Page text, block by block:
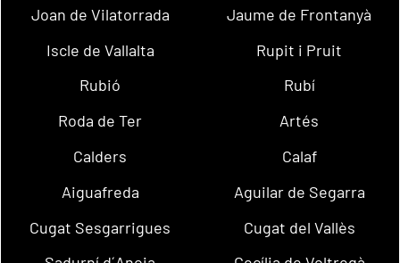
Joan de Vilatorrada
Jaume de Frontanyà
Iscle de Vallalta
Rupit i Pruit
Rubió
Rubí
Roda de Ter
Artés
Calders
Calaf
Aiguafreda
Aguilar de Segarra
Cugat Sesgarrigues
Cugat del Vallès